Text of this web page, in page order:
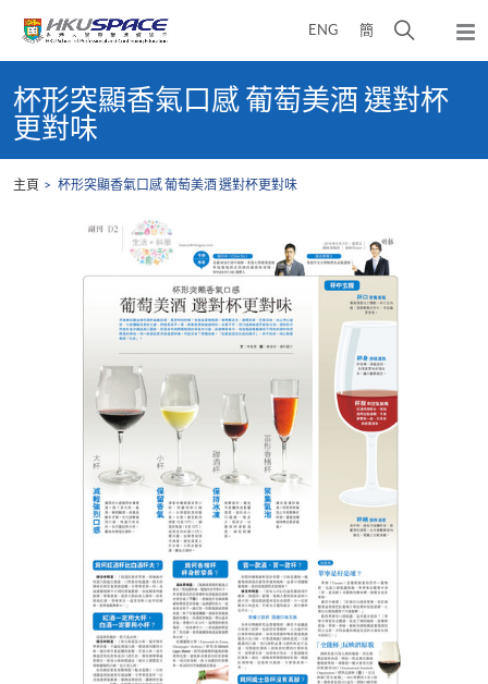
ENG 簡
開
搜
尋
面
彈
出
content
start杯形突顯香氣口感 葡萄美酒 選對杯
更對味
主頁 杯形突顯香氣口感 葡萄美酒 選對杯更對味